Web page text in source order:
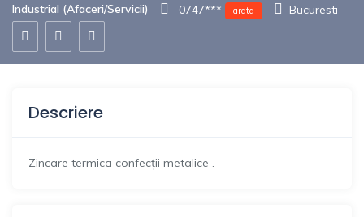
Industrial (Afaceri/Servicii) 0747*** arata Bucuresti
Descriere
Zincare termica confecții metalice .